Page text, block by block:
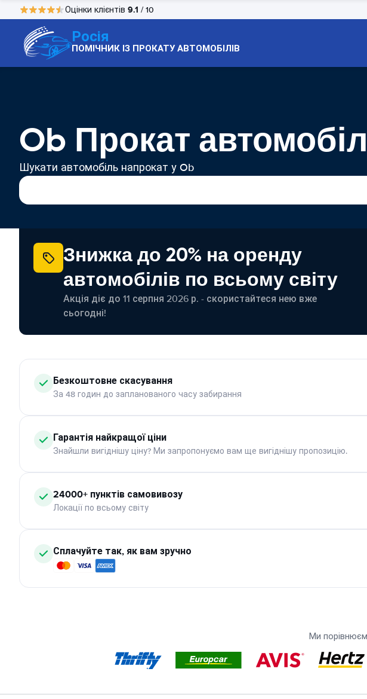
Оцінки клієнтів 9.1 / 10
Росія
ПОМІЧНИК ІЗ ПРОКАТУ АВТОМОБІЛІВ
Ob Прокат
Шукати автомобіль напрокат у Ob
Знижка до 20% на оренду
автомобілів по всьому світу
Акція діє до 11 серпня 2026 р. - скористайтеся нею вже
сьогодні!
Безкоштовне скасування
За 48 годин до запланованого часу забирання
Гарантія найкращої ціни
Знайшли вигіднішу ціну? Ми запропонуємо вам ще вигіднішу пропозицію.
24000+ пунктів самовивозу
Локації по всьому світу
Сплачуйте так, як вам зручно
Ми